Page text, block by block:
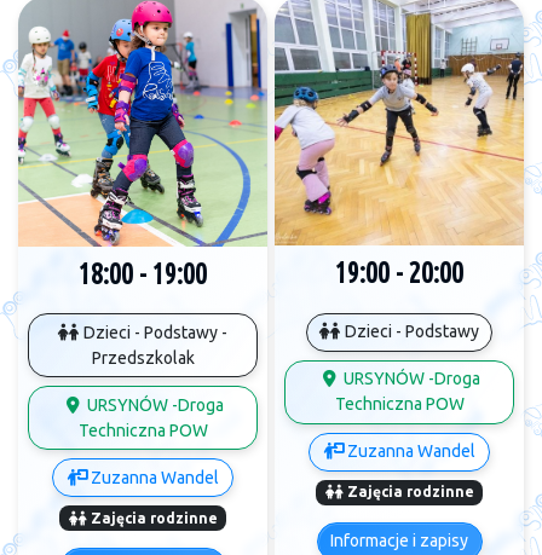
18:00 - 19:00
Dzieci - Podstawy -
Przedszkolak
URSYNÓW -Droga
Techniczna POW
Zuzanna Wandel
Zajęcia rodzinne
19:00 - 20:00
Dzieci - Podstawy
URSYNÓW -Droga
Techniczna POW
Zuzanna Wandel
Zajęcia rodzinne
Informacje i zapisy